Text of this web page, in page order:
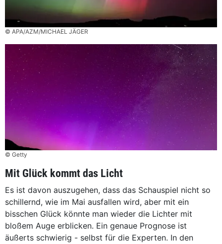
© APA/AZM/MICHAEL JÄGER
© Getty
Mit Glück kommt das Licht
Es ist davon auszugehen, dass das Schauspiel nicht so
schillernd, wie im Mai ausfallen wird, aber mit ein
bisschen Glück könnte man wieder die Lichter mit
bloßem Auge erblicken. Ein genaue Prognose ist
äußerts schwierig - selbst für die Experten. In den